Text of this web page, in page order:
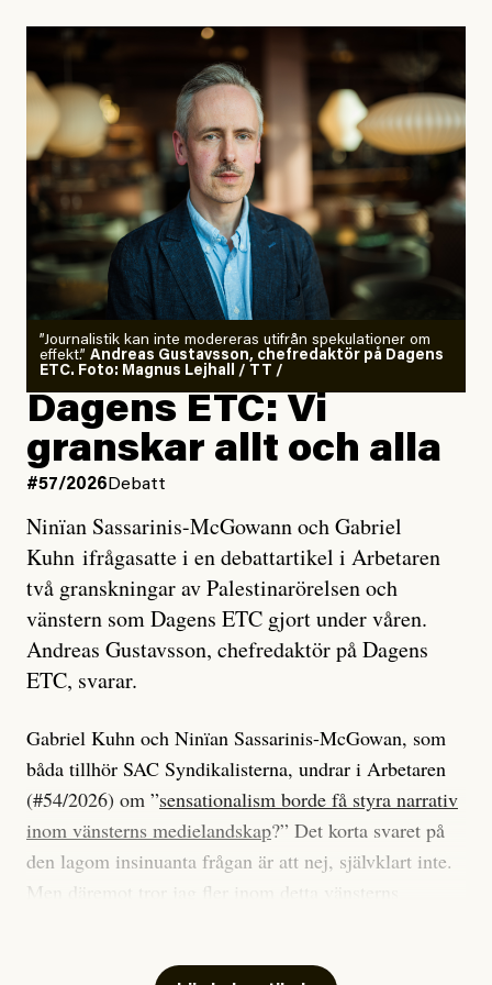
”Journalistik kan inte modereras utifrån spekulationer om
effekt.” Andreas Gustavsson, chefredaktör på Dagens
ETC. Foto: Magnus Lejhall / TT /
Dagens ETC: Vi
granskar allt och alla
#57/2026 Debatt
Ninïan Sassarinis-McGowann och Gabriel
Kuhn ifrågasatte i en debattartikel i Arbetaren
två granskningar av Palestinarörelsen och
vänstern som Dagens ETC gjort under våren.
Andreas Gustavsson, chefredaktör på Dagens
ETC, svarar.
Gabriel Kuhn och Ninïan Sassarinis-McGowan, som
båda tillhör SAC Syndikalisterna, undrar i Arbetaren
(#54/2026) om ”sensationalism borde få styra narrativ
inom vänsterns medielandskap?” Det korta svaret på
den lagom insinuanta frågan är att nej, självklart inte.
Men däremot tror jag fler inom detta vänsterns